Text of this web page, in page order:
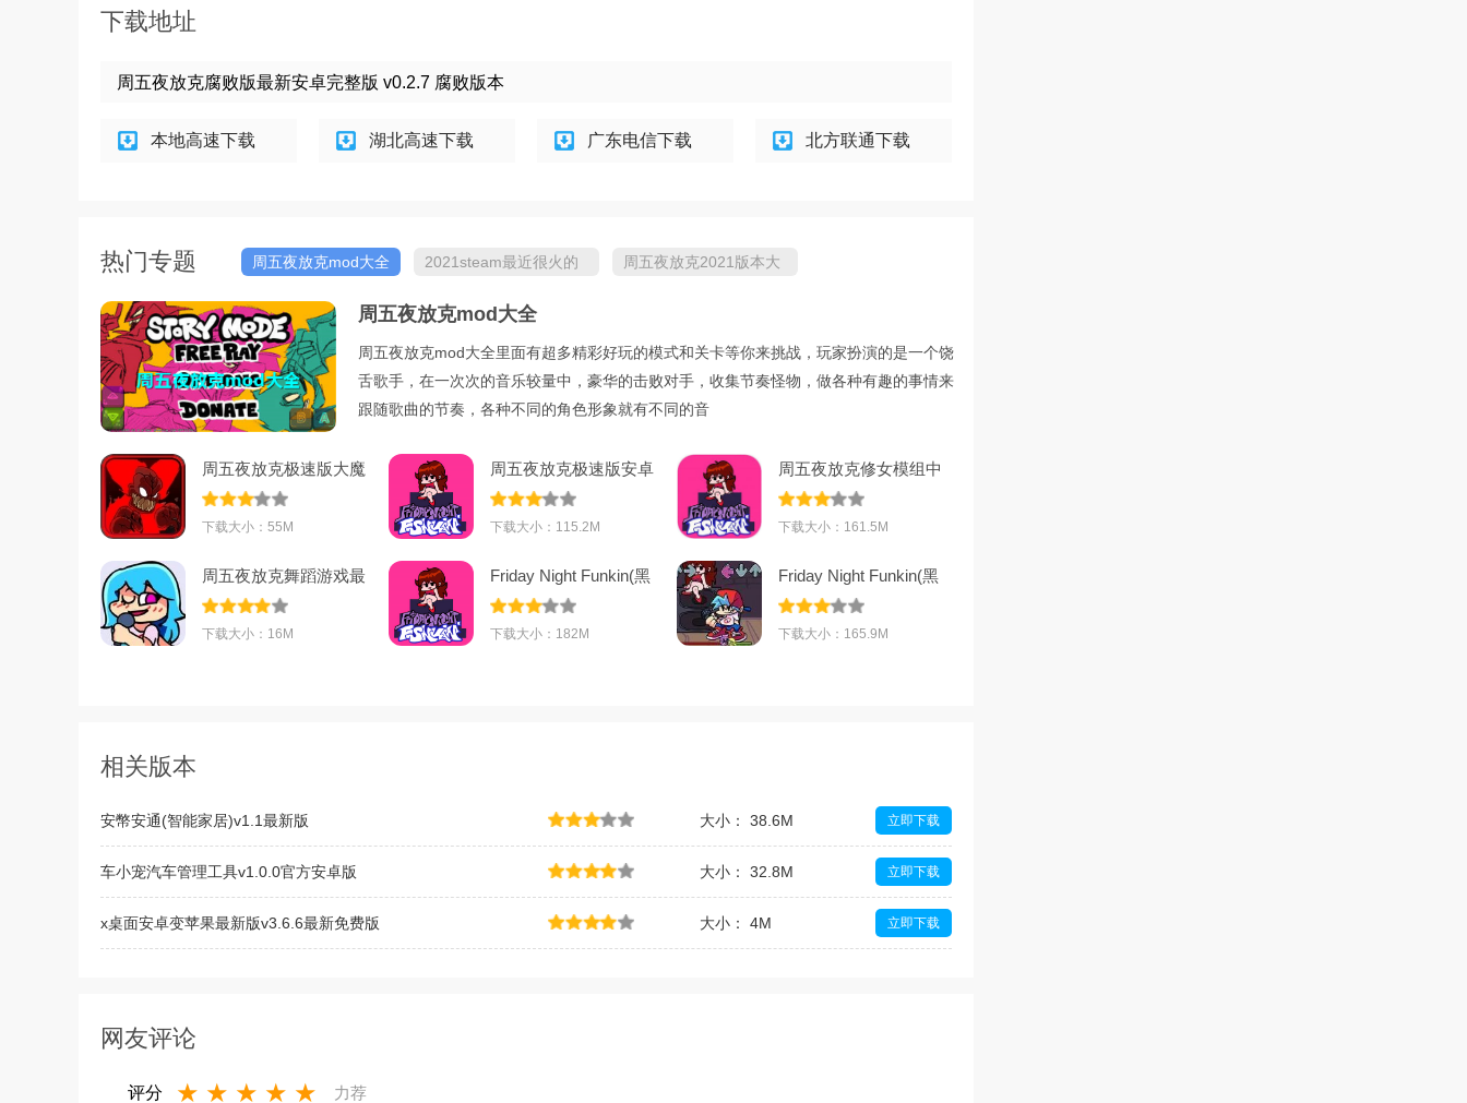
下载地址
周五夜放克腐败版最新安卓完整版 v0.2.7 腐败版本
本地高速下载 湖北高速下载 广东电信下载 北方联通下载
热门专题 周五夜放克mod大全
2021steam最近很火的
周五夜放克2021版本大
周五夜放克mod大全
周五夜放克mod大全里面有超多精彩好玩的模式和关卡等你来挑战，玩家扮演的是一个饶
舌歌手，在一次次的音乐较量中，豪华的击败对手，收集节奏怪物，做各种有趣的事情来
跟随歌曲的节奏，各种不同的角色形象就有不同的音
周五夜放克极速版大魔
王模组汉化版
下载大小：55M
周五夜放克极速版安卓
免费版v1.5安
下载大小：115.2M
周五夜放克修女模组中
文安卓版v1.0
下载大小：161.5M
周五夜放克舞蹈游戏最
新版v1.0.0安
下载大小：16M
Friday Night Funkin(黑
色星期五之
下载大小：182M
Friday Night Funkin(黑
色星期五之
下载大小：165.9M
相关版本
安幣安通(智能家居)v1.1最新版 大小： 38.6M 立即下载
车小宠汽车管理工具v1.0.0官方安卓版 大小： 32.8M 立即下载
x桌面安卓变苹果最新版v3.6.6最新免费版 大小： 4M 立即下载
网友评论
评分 ★ ★ ★ ★ ★ 力荐